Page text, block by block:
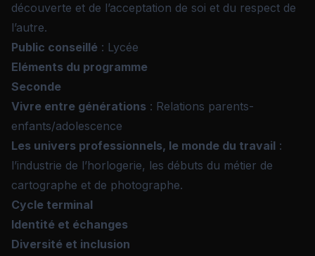
découverte et de l’acceptation de soi et du respect de
l’autre.
Public conseillé : Lycée
Eléments du programme
Seconde
Vivre entre générations : Relations parents-
enfants/adolescence
Les univers professionnels, le monde du travail :
l’industrie de l’horlogerie, les débuts du métier de
cartographe et de photographe.
Cycle terminal
Identité et échanges
Diversité et inclusion